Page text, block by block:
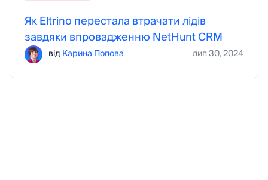
Як Eltrino перестала втрачати лідів
завдяки впровадженню NetHunt CRM
відКарина Попова лип 30, 2024